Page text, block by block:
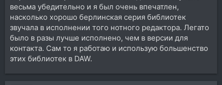
весьма убедительно и я был очень впечатлен,
насколько хорошо берлинская серия библиотек
звучала в исполнении того нотного редактора. Легато
было в разы лучше исполнено, чем в версии для
контакта. Сам то я работаю и использую большенство
этих библиотек в DAW.